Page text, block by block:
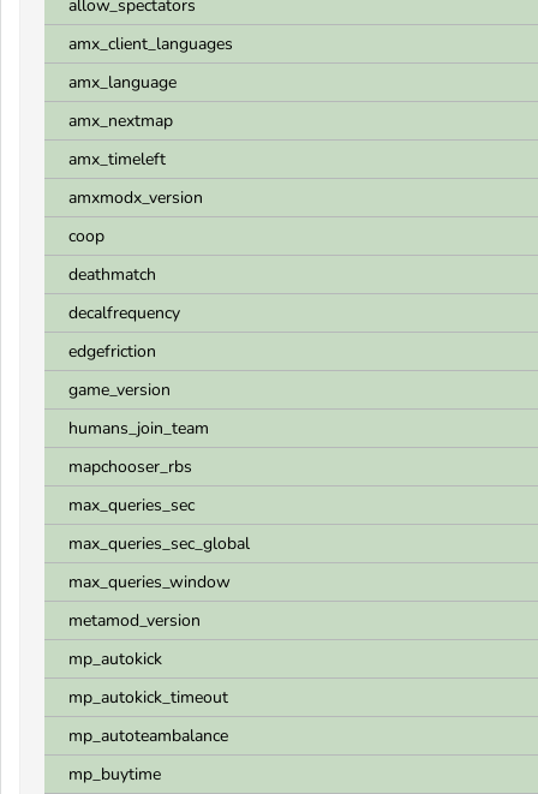
allow_spectators
amx_client_languages
amx_language
amx_nextmap
amx_timeleft
amxmodx_version
coop
deathmatch
decalfrequency
edgefriction
game_version
humans_join_team
mapchooser_rbs
max_queries_sec
max_queries_sec_global
max_queries_window
metamod_version
mp_autokick
mp_autokick_timeout
mp_autoteambalance
mp_buytime